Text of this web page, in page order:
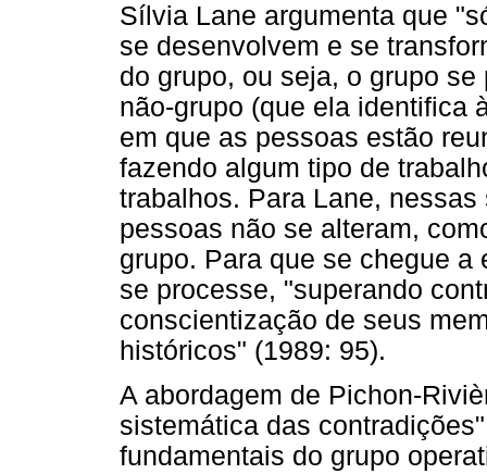
Sílvia Lane argumenta que
se desenvolvem e se
do grupo, ou seja, o grupo
não-grupo (que ela identifica
em que as pessoas estão
fazendo algum tipo de
trabalhos. Para Lane,
pessoas não se alteram,
grupo. Para que se chegue
se processe, "superando
conscientização de seus
históricos" (1989: 95).
A abordagem de Pichon-
sistemática das
fundamentais do grupo